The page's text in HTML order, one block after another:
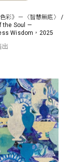
色彩》－〈智慧無底〉 /
the Soul —
Wisdom，2025
出